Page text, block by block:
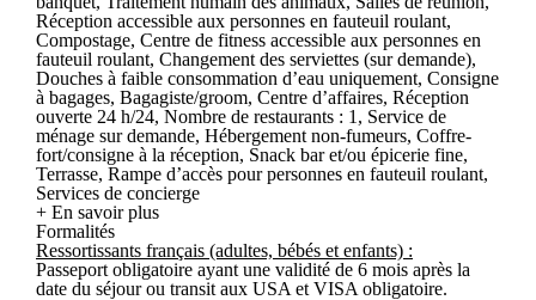
Réception accessible aux personnes en fauteuil roulant,
Compostage, Centre de fitness accessible aux personnes en
fauteuil roulant, Changement des serviettes (sur demande),
Douches à faible consommation d’eau uniquement, Consigne
à bagages, Bagagiste/groom, Centre d’affaires, Réception
ouverte 24 h/24, Nombre de restaurants : 1, Service de
ménage sur demande, Hébergement non-fumeurs, Coffre-
fort/consigne à la réception, Snack bar et/ou épicerie fine,
Terrasse, Rampe d’accès pour personnes en fauteuil roulant,
Services de concierge
+ En savoir plus
Formalités
Ressortissants français (adultes, bébés et enfants) :
Passeport obligatoire ayant une validité de 6 mois après la
date du séjour ou transit aux USA et VISA obligatoire.